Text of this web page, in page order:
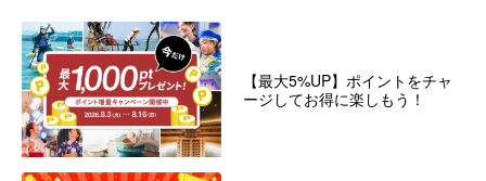
【最大5%UP】ポイントをチャ
ージしてお得に楽しもう！